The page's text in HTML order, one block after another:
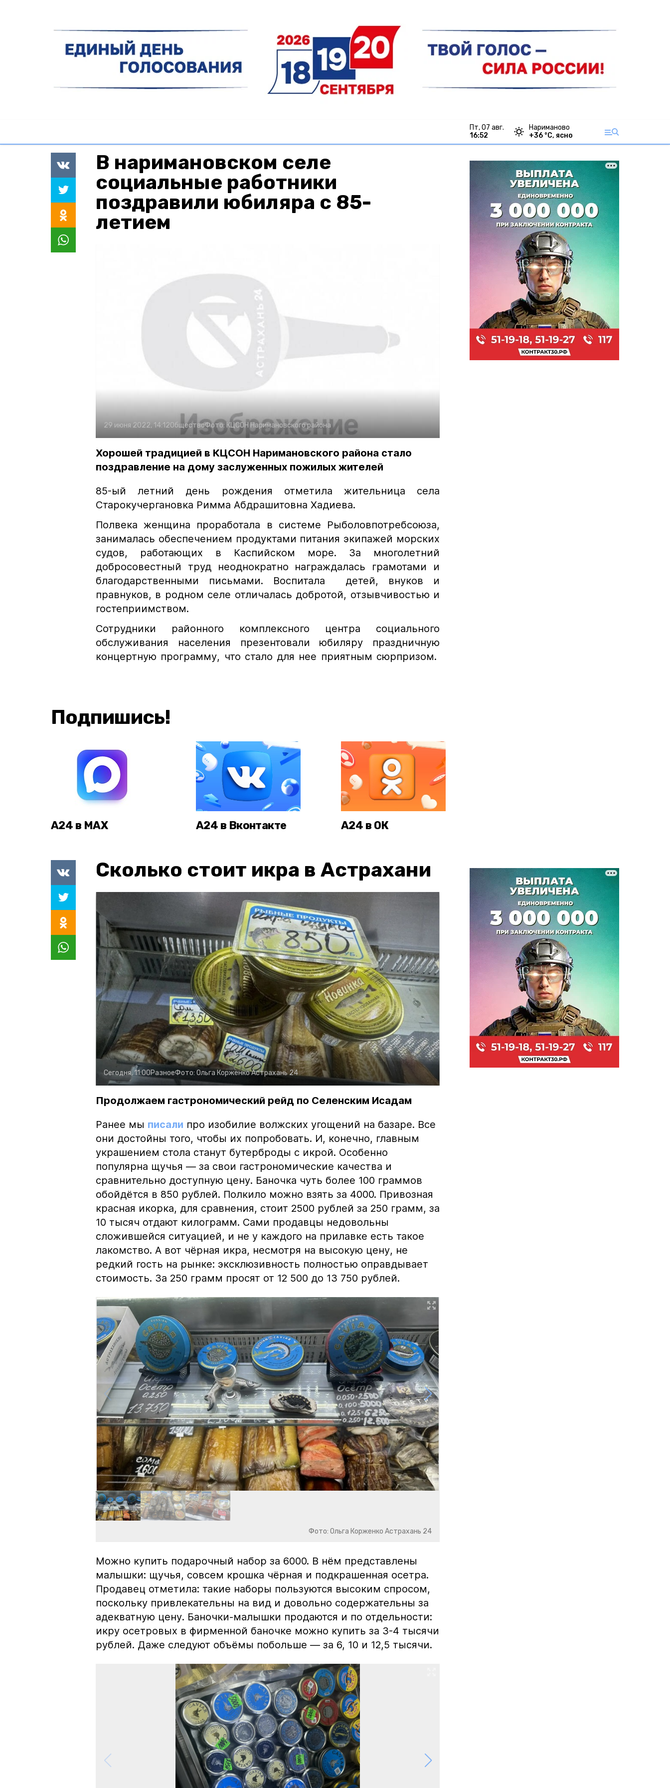
пт, 07 авг.
16:52
Нариманово
+36 °С, ясно
В наримановском селе
социальные работники
поздравили юбиляра с 85-
летием
29 июня 2022, 14:12ОбществоФото: КЦСОН Наримановского района
Хорошей традицией в КЦСОН Наримановского района стало
поздравление на дому заслуженных пожилых жителей
85-ый летний день рождения отметила жительница села
Старокучергановка Римма Абдрашитовна Хадиева.
Полвека женщина проработала в системе Рыболовпотребсоюза,
занималась обеспечением продуктами питания экипажей морских
судов, работающих в Каспийском море. За многолетний
добросовестный труд неоднократно награждалась грамотами и
благодарственными письмами. Воспитала детей, внуков и
правнуков, в родном селе отличалась добротой, отзывчивостью и
гостеприимством.
Сотрудники районного комплексного центра социального
обслуживания населения презентовали юбиляру праздничную
концертную программу, что стало для нее приятным сюрпризом.
Подпишись!
А24 в MAX А24 в Вконтакте А24 в ОК
Сколько стоит икра в Астрахани
Сегодня, 11:00РазноеФото: Ольга КорженкоАстрахань 24
Продолжаем гастрономический рейд по Селенским Исадам
Ранее мы писали про изобилие волжских угощений на базаре. Все
они достойны того, чтобы их попробовать. И, конечно, главным
украшением стола станут бутерброды с икрой. Особенно
популярна щучья — за свои гастрономические качества и
сравнительно доступную цену. Баночка чуть более 100 граммов
обойдётся в 850 рублей. Полкило можно взять за 4000. Привозная
красная икорка, для сравнения, стоит 2500 рублей за 250 грамм, за
10 тысяч отдают килограмм. Сами продавцы недовольны
сложившейся ситуацией, и не у каждого на прилавке есть такое
лакомство. А вот чёрная икра, несмотря на высокую цену, не
редкий гость на рынке: эксклюзивность полностью оправдывает
стоимость. За 250 грамм просят от 12 500 до 13 750 рублей.
Фото: Ольга Корженко Астрахань 24
Можно купить подарочный набор за 6000. В нём представлены
малышки: щучья, совсем крошка чёрная и подкрашенная осетра.
Продавец отметила: такие наборы пользуются высоким спросом,
поскольку привлекательны на вид и довольно содержательны за
адекватную цену. Баночки-малышки продаются и по отдельности:
икру осетровых в фирменной баночке можно купить за 3-4 тысячи
рублей. Даже следуют объёмы побольше — за 6, 10 и 12,5 тысячи.